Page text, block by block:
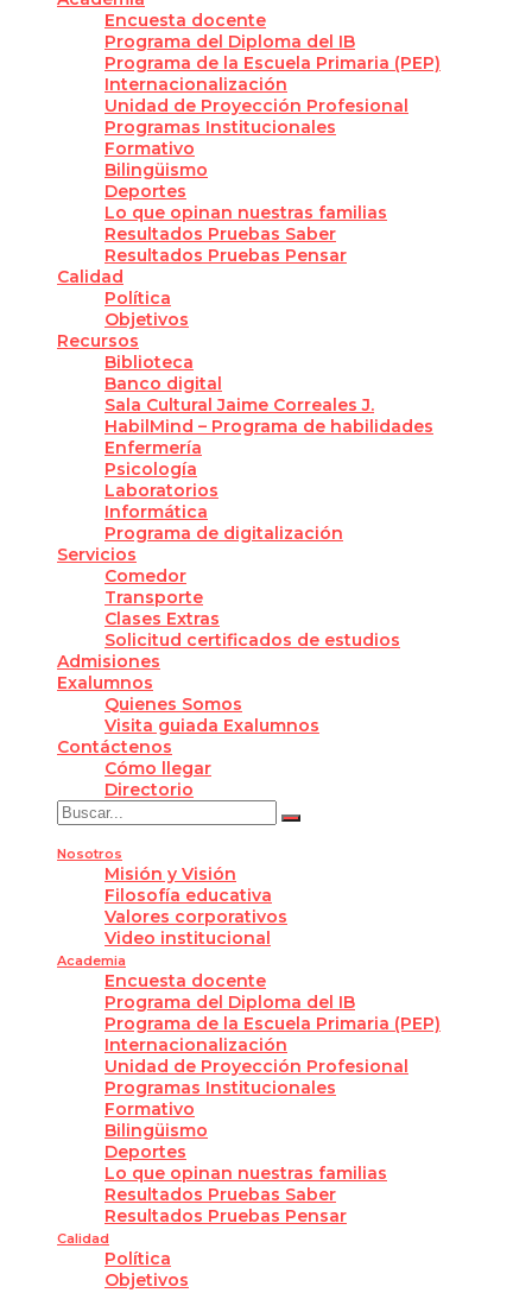
Encuesta docente
Programa del Diploma del IB
Programa de la Escuela Primaria (PEP)
Internacionalización
Unidad de Proyección Profesional
Programas Institucionales
Formativo
Bilingüismo
Deportes
Lo que opinan nuestras familias
Resultados Pruebas Saber
Resultados Pruebas Pensar
Calidad
Política
Objetivos
Recursos
Biblioteca
Banco digital
Sala Cultural Jaime Correales J.
HabilMind – Programa de habilidades
Enfermería
Psicología
Laboratorios
Informática
Programa de digitalización
Servicios
Comedor
Transporte
Clases Extras
Solicitud certificados de estudios
Admisiones
Exalumnos
Quienes Somos
Visita guiada Exalumnos
Contáctenos
Cómo llegar
Directorio
Nosotros
Misión y Visión
Filosofía educativa
Valores corporativos
Video institucional
Academia
Encuesta docente
Programa del Diploma del IB
Programa de la Escuela Primaria (PEP)
Internacionalización
Unidad de Proyección Profesional
Programas Institucionales
Formativo
Bilingüismo
Deportes
Lo que opinan nuestras familias
Resultados Pruebas Saber
Resultados Pruebas Pensar
Calidad
Política
Objetivos